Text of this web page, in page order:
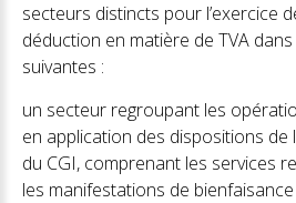
secteurs distincts pour l’exercice
déduction en matière de TVA
suivantes :
un secteur regroupant les
en application des dispositions de
du CGI, comprenant les services
les manifestations de